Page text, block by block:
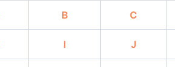
B C
I J